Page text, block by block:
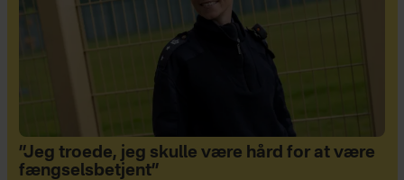
”Jeg troede, jeg skulle være hård for at være
fængselsbetjent”